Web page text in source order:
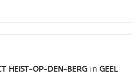
HEIST-OP-DEN-BERG inGEEL